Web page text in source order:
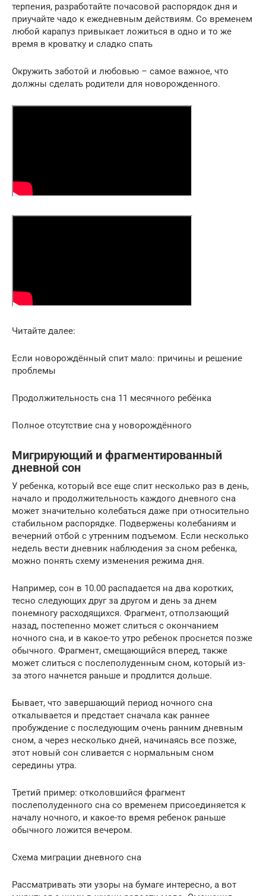
терпения, разработайте почасовой распорядок дня и
приучайте чадо к ежедневным действиям. Со временем
любой карапуз привыкает ложиться в одно и то же
время в кроватку и сладко спать
Окружить заботой и любовью – самое важное, что
должны сделать родители для новорожденного.
Читайте далее:
Если новорождённый спит мало: причины и решение
проблемы
Продолжительность сна 11 месячного ребёнка
Полное отсутствие сна у новорождённого
Мигрирующий и фрагментированный
дневной сон
У ребенка, который все еще спит несколько раз в день,
начало и продолжительность каждого дневного сна
может значительно колебаться даже при относительно
стабильном распорядке. Подвержены колебаниям и
вечерний отбой с утренним подъемом. Если несколько
недель вести дневник наблюдения за сном ребенка,
можно понять схему изменения режима дня.
Например, сон в 10.00 распадается на два коротких,
тесно следующих друг за другом и день за днем
понемногу расходящихся. Фрагмент, отползающий
назад, постепенно может слиться с окончанием
ночного сна, и в какое-то утро ребенок проснется позже
обычного. Фрагмент, смещающийся вперед, также
может слиться с послеполуденным сном, который из-
за этого начнется раньше и продлится дольше.
Бывает, что завершающий период ночного сна
откалывается и предстает сначала как раннее
пробуждение с последующим очень ранним дневным
сном, а через несколько дней, начинаясь все позже,
этот новый сон сливается с нормальным сном
середины утра.
Третий пример: отколовшийся фрагмент
послеполуденного сна со временем присоединяется к
началу ночного, и какое-то время ребенок раньше
обычного ложится вечером.
Схема миграции дневного сна
Рассматривать эти узоры на бумаге интересно, а вот